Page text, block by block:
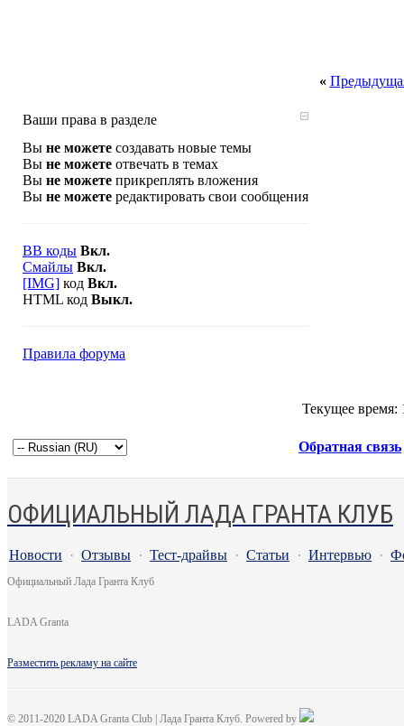
«
Ваши права в разделе
Вы не можете создавать новые темы
Вы не можете отвечать в темах
Вы не можете прикреплять вложения
Вы не можете редактировать свои сообщения
BB коды Вкл.
Смайлы Вкл.
[IMG] код Вкл.
HTML код Выкл.
Правила форума
Текущее время:
Обратная связь
ОФИЦИАЛЬНЫЙ ЛАДА ГРАНТА КЛУБ
Новости · Отзывы · Тест-драйвы · Статьи · Интервью ·
Официальный Лада Гранта Клуб
LADA Granta
Разместить рекламу на сайте
© 2011-2020 LADA Granta Club | Лада Гранта Клуб. Powered by